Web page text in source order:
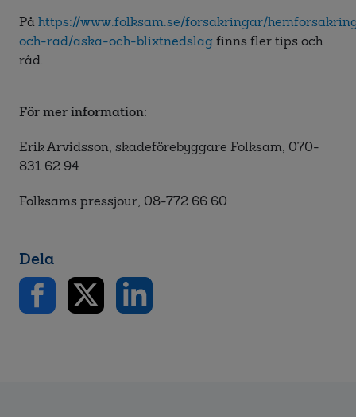
Påhttps://www.folksam.se/forsakringar/
och-rad/aska-och-blixtnedslagfinns fler tips och
råd.
För mer information:
Erik Arvidsson, skadeförebyggare Folksam, 070-
831 62 94
Folksams pressjour, 08-772 66 60
Dela